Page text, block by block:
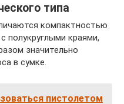
типа
компактностью
полукруглыми краями,
значительно
в сумке.
пистолетом